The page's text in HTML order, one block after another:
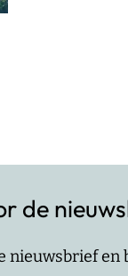
de
nieuwsbrief